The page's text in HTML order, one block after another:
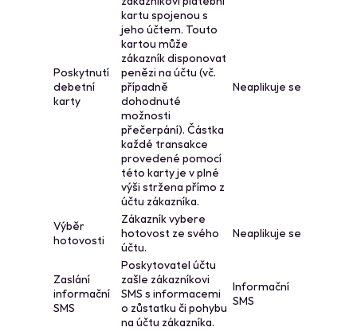
Poskytnutí
debetní
karty
kartu spojenou s
jeho účtem. Touto
kartou může
zákazník disponovat
penězi na účtu (vč.
případně
dohodnuté
možnosti
přečerpání). Částka
každé transakce
provedené pomocí
této karty je v plné
výši stržena přímo z
účtu zákazníka.
Neaplikuje se
Výběr
hotovosti
Zákazník vybere
hotovost ze svého
účtu.
Neaplikuje se
Zaslání
informační
SMS
Poskytovatel účtu
zašle zákazníkovi
SMS s informacemi
o zůstatku či pohybu
na účtu zákazníka.
Informační
SMS